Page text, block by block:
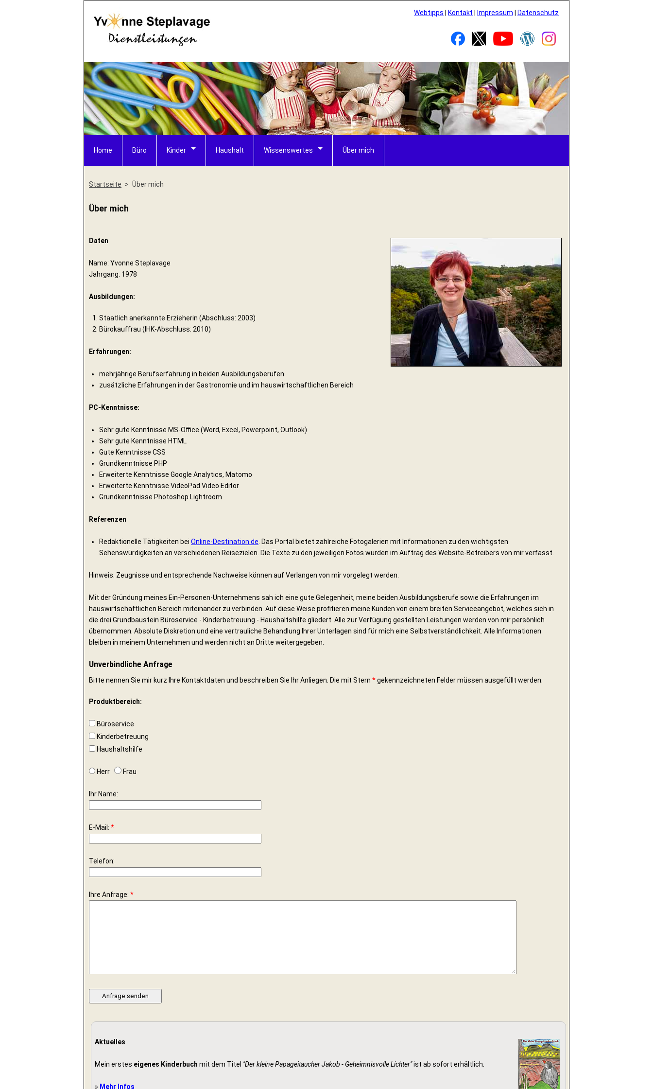
Webtipps Kontakt Impressum Datenschutz
Home Büro Kinder Haushalt Wissenswertes Über mich
Startseite Über mich
Über mich
Daten
Name: Yvonne Steplavage
Jahrgang: 1978
Ausbildungen:
Staatlich anerkannte Erzieherin (Abschluss: 2003)
Bürokauffrau (IHK-Abschluss: 2010)
Erfahrungen:
mehrjährige Berufserfahrung in beiden Ausbildungsberufen
zusätzliche Erfahrungen in der Gastronomie und im hauswirtschaftlichen Bereich
PC-Kenntnisse:
Sehr gute Kenntnisse MS-Office (Word, Excel, Powerpoint, Outlook)
Sehr gute Kenntnisse HTML
Gute Kenntnisse CSS
Grundkenntnisse PHP
Erweiterte Kenntnisse Google Analytics, Matomo
Erweiterte Kenntnisse VideoPad Video Editor
Grundkenntnisse Photoshop Lightroom
Referenzen
Redaktionelle Tätigkeiten bei Online-Destination.de . Das Portal bietet zahlreiche Fotogalerien mit Informationen zu den wichtigsten
Sehenswürdigkeiten an verschiedenen Reisezielen. Die Texte zu den jeweiligen Fotos wurden im Auftrag des Website-Betreibers von mir verfasst.
Hinweis: Zeugnisse und entsprechende Nachweise können auf Verlangen von mir vorgelegt werden.
Mit der Gründung meines Ein-Personen-Unternehmens sah ich eine gute Gelegenheit, meine beiden Ausbildungsberufe sowie die Erfahrungen im
hauswirtschaftlichen Bereich miteinander zu verbinden. Auf diese Weise profitieren meine Kunden von einem breiten Serviceangebot, welches sich in
die drei Grundbaustein Büroservice - Kinderbetreuung - Haushaltshilfe gliedert. Alle zur Verfügung gestellten Leistungen werden von mir persönlich
übernommen. Absolute Diskretion und eine vertrauliche Behandlung Ihrer Unterlagen sind für mich eine Selbstverständlichkeit. Alle Informationen
bleiben in meinem Unternehmen und werden nicht an Dritte weitergegeben.
Unverbindliche Anfrage
Bitte nennen Sie mir kurz Ihre Kontaktdaten und beschreiben Sie Ihr Anliegen. Die mit Stern *gekennzeichneten Felder müssen ausgefüllt werden.
Produktbereich:
Büroservice
Kinderbetreuung
Haushaltshilfe
Herr Frau
Ihr Name:
E-Mail: *
Telefon:
Ihre Anfrage: *
Aktuelles
Mein erstes eigenes Kinderbuch mit dem Titel "Der kleine Papageitaucher Jakob - Geheimnisvolle Lichter"ist ab sofort erhältlich.
» Mehr Infos